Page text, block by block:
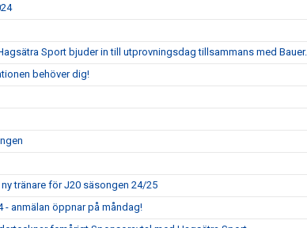
Sport bjuder in till utprovningsdag tillsammans med Bauer.
behöver dig!
tränare för J20 säsongen 24/25
- anmälan öppnar på måndag!